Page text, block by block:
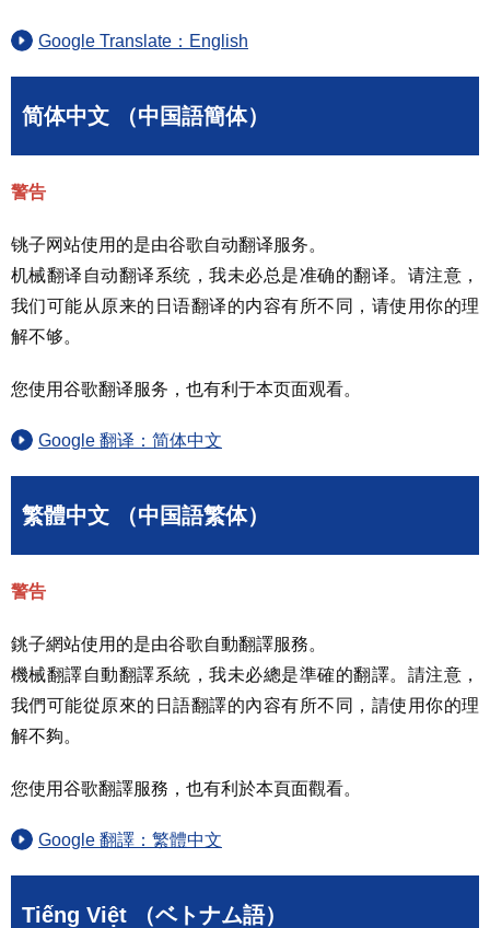
Google Translate：English
简体中文 （中国語簡体）
警告
铫子网站使用的是由谷歌自动翻译服务。
机械翻译自动翻译系统，我未必总是准确的翻译。请注意，
我们可能从原来的日语翻译的内容有所不同，请使用你的理
解不够。
您使用谷歌翻译服务，也有利于本页面观看。
Google 翻译：简体中文
繁體中文 （中国語繁体）
警告
銚子網站使用的是由谷歌自動翻譯服務。
機械翻譯自動翻譯系統，我未必總是準確的翻譯。請注意，
我們可能從原來的日語翻譯的內容有所不同，請使用你的理
解不夠。
您使用谷歌翻譯服務，也有利於本頁面觀看。
Google 翻譯：繁體中文
Tiếng Việt （ベトナム語）